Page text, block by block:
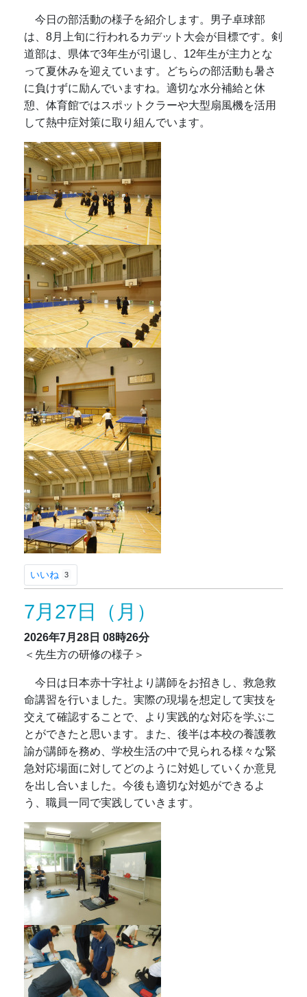
今日の部活動の様子を紹介します。男子卓球部
は、8月上旬に行われるカデット大会が目標です。剣
道部は、県体で3年生が引退し、12年生が主力とな
って夏休みを迎えています。どちらの部活動も暑さ
に負けずに励んでいますね。適切な水分補給と休
憩、体育館ではスポットクラーや大型扇風機を活用
して熱中症対策に取り組んでいます。
いいね 3
7月27日（月）
2026年7月28日 08時26分
＜先生方の研修の様子＞
今日は日本赤十字社より講師をお招きし、救急救
命講習を行いました。実際の現場を想定して実技を
交えて確認することで、より実践的な対応を学ぶこ
とができたと思います。また、後半は本校の養護教
諭が講師を務め、学校生活の中で見られる様々な緊
急対応場面に対してどのように対処していくか意見
を出し合いました。今後も適切な対処ができるよ
う、職員一同で実践していきます。